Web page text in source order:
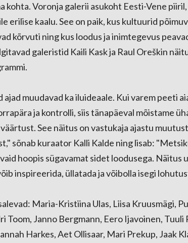
kohta. Voronja galerii asukoht Eesti-Vene
erilise kaalu. See on paik, kus kultuurid
kõrvuti ning kus loodus ja inimtegevus
galeristid Kaili Kask ja Raul Oreškin
muudavad ka iluideaale. Kui varem peeti
ja kontrolli, siis tänapäeval mõistame
See näitus on vastukaja ajastu
sõnab kuraator Kalli Kalde ning lisab:
hoopis sügavamat sidet loodusega. Näitus
inspireerida, üllatada ja võibolla isegi
Maria-Kristiina Ulas, Liisa Kruusmägi,
Toom, Janno Bergmann, Eero Ijavoinen, Tuuli
Harkes, Aet Ollisaar, Mari Prekup, Jaak